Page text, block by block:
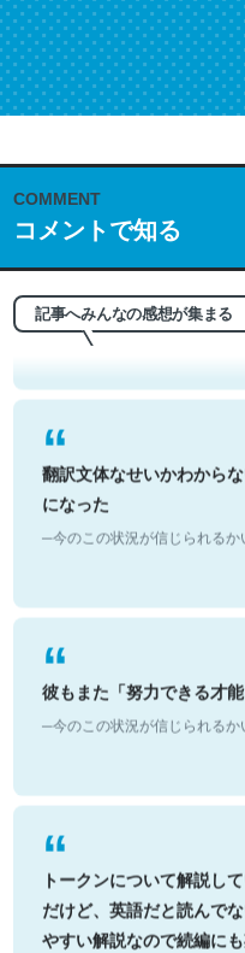
COMMENT
コメントで知る
記事へみんなの感想が集まる
これは名文。彼はとても
翻訳文体なせいかわから
になった
─今のこの状況が信じられるか
彼もまた「努力できる才
─今のこの状況が信じられるか
トークンについて解説し
だけど、英語だと読んで
やすい解説なので続編に
─GPTの仕組みと限界について